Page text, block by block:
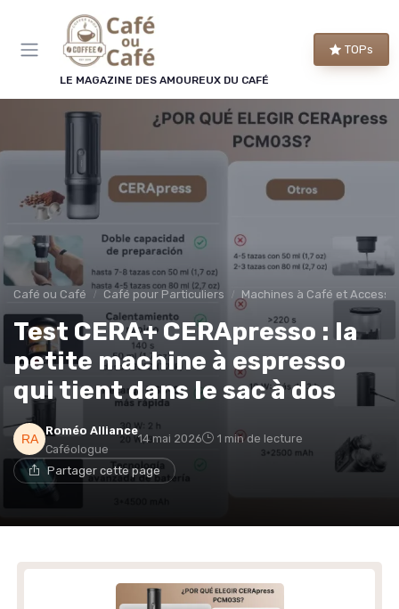
LE MAGAZINE DES AMOUREUX DU CAFÉ
TOPs
Café ou Café Café pour Particuliers Machines à Café et
Test CERA+ CERApresso : la
petite machine à espresso
qui tient dans le sac à dos
Roméo Alliance
Caféologue
14 mai 2026 1 min de lecture
Partager cette page
Panneau de gestion des cookies